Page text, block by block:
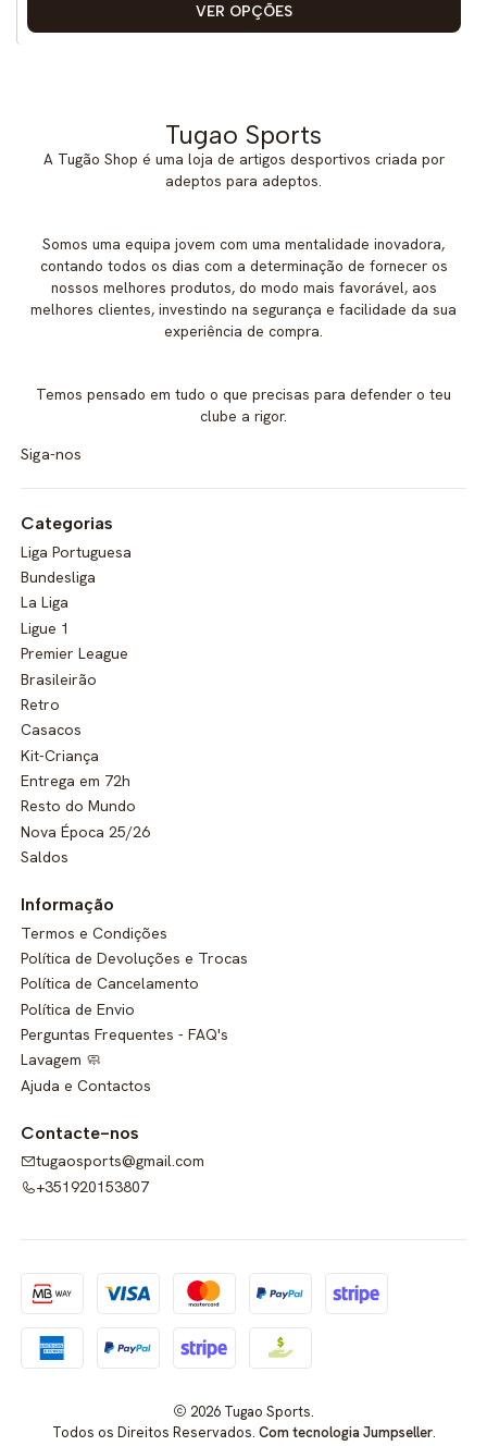
VER OPÇÕES
Tugao Sports
A Tugão Shop é uma loja de artigos desportivos criada por
adeptos para adeptos.
Somos uma equipa jovem com uma mentalidade inovadora,
contando todos os dias com a determinação de fornecer os
nossos melhores produtos, do modo mais favorável, aos
melhores clientes, investindo na segurança e facilidade da sua
experiência de compra.
Temos pensado em tudo o que precisas para defender o teu
clube a rigor.
Siga-nos
Categorias
Liga Portuguesa
Bundesliga
La Liga
Ligue 1
Premier League
Brasileirão
Retro
Casacos
Kit-Criança
Entrega em 72h
Resto do Mundo
Nova Época 25/26
Saldos
Informação
Termos e Condições
Política de Devoluções e Trocas
Política de Cancelamento
Política de Envio
Perguntas Frequentes - FAQ's
Lavagem 🧼
Ajuda e Contactos
Contacte-nos
tugaosports@gmail.com
+351920153807
2026 Tugao Sports.
Todos os Direitos Reservados. Com tecnologia Jumpseller.